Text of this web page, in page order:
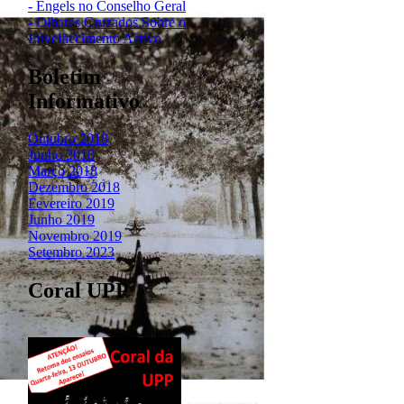
- Engels no Conselho Geral
- Olhares Cruzados Sobre o
Envelhecimento Activo
Boletim
Informativo
Outubro 2018
Junho 2018
Março 2018
Dezembro 2018
Fevereiro 2019
Junho 2019
Novembro 2019
Setembro 2023
Coral UPP